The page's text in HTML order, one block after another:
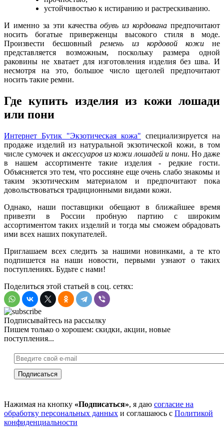
устойчивостью к истиранию и растрескиванию.
И именно за эти качестваобувь из кордована предпочитают
носить богатые приверженцы высокого стиля в моде.
Произвести бесшовныйремень из кордовой кожине
представляется возможным, поскольку размера одной
раковины не хватает для изготовления изделия без шва. И
несмотря на это, большое число щеголей предпочитают
носить такие ремни.
Где купить изделия из кожи лошади
или пони
Интернет Бутик "Экзотическая кожа" специализируется на
продаже изделий из натуральной экзотической кожи, в том
числе сумочек и аксессуаров из кожи лошадей и пони. Но даже
в нашем ассортименте такие изделия - редкие гости.
Объясняется это тем, что россияне еще очень слабо знакомы и
таким экзотическим материалом и предпочитают пока
довольствоваться традиционными видами кожи.
Однако, наши поставщики обещают в ближайшее время
привезти в России пробную партию с широким
ассортиментом таких изделий и тогда мы сможем обрадовать
ими всех наших покупателей.
Приглашаем всех следить за нашими новинками, а те кто
подпишется на наши новости, первыми узнают о таких
поступлениях. Будьте с нами!
Поделиться этой статьей в соц. сетях:
Подписывайтесь на рассылку
Пишем только о хорошем: скидки, акции, новые
поступления...
Нажимая на кнопку «Подписаться», я даю согласие на
обработку персональных данных и соглашаюсь с Политикой
конфиденциальности